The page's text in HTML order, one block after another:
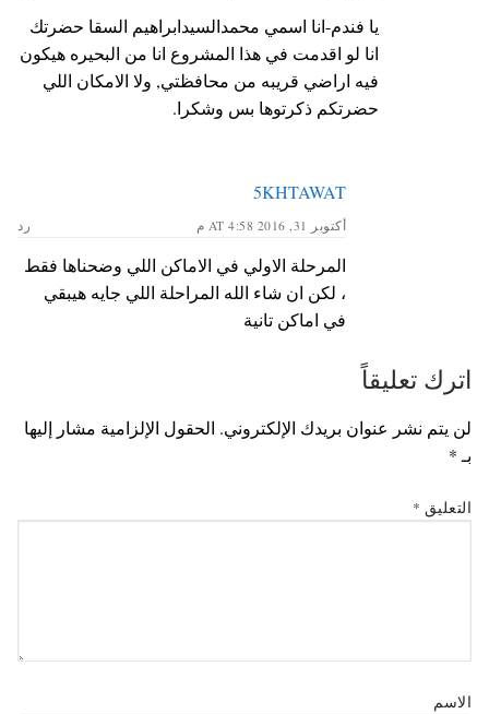
يا فندم-انا اسمي محمدالسيدابراهيم السقا حضرتك
انا لو اقدمت في هذا المشروع انا من البحيره هيكون
فيه اراضي قريبه من محافظتي, ولا الامكان اللي
حضرتكم ذكرتوها بس وشكرا.
5KHTAWAT
أكتوبر 31, 2016 AT 4:58 م رد
المرحلة الاولي في الاماكن اللي وضحناها فقط
، لكن ان شاء الله المراحلة اللي جايه هيبقي
في اماكن تانية
اترك تعليقاً
لن يتم نشر عنوان بريدك الإلكتروني. الحقول الإلزامية مشار إليها
بـ *
التعليق *
الاسم